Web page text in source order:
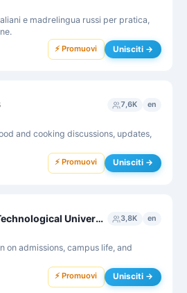
e madrelingua russi per pratica,
⚡ Promuovi Unisciti →
7,6K en
and cooking discussions, updates,
⚡ Promuovi Unisciti →
NTU Nanyang Technological University Chat Group 3,8K en
on admissions, campus life, and
⚡ Promuovi Unisciti →